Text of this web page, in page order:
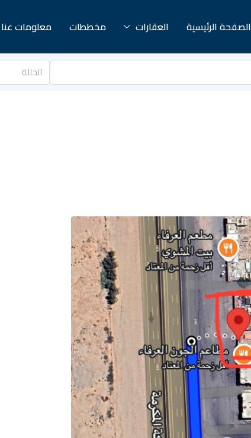
الصفحة الرئيسية العقارات مخططات معلومات عنا
الحالة